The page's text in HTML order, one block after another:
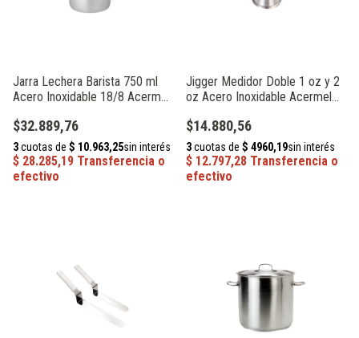
Jarra Lechera Barista 750 ml
Acero Inoxidable 18/8 Acermel
$32.889,76
Jigger Medidor Doble 1 oz y 2
oz Acero Inoxidable Acermel
$14.880,56